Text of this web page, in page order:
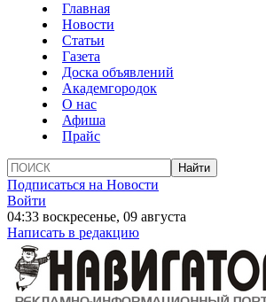
Главная
Новости
Статьи
Газета
Доска объявлений
Академгородок
О нас
Афиша
Прайс
Подписаться на Новости
Войти
04:33 воскресенье, 09 августа
Написать в редакцию